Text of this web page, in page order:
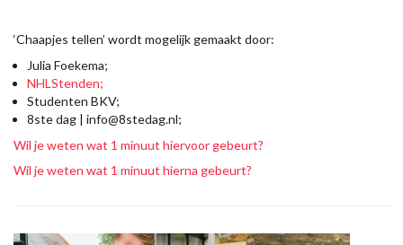
‘Chaapjes tellen’ wordt mogelijk gemaakt door:
Julia Foekema;
NHLStenden;
Studenten BKV;
8ste dag | info@8stedag.nl;
Wil je weten wat 1 minuut hiervoor gebeurt?
Wil je weten wat 1 minuut hierna gebeurt?